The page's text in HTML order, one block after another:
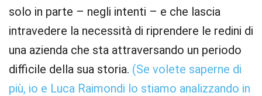
solo in parte – negli intenti – e che lascia
intravedere la necessità di riprendere le redini di
una azienda che sta attraversando un periodo
difficile della sua storia. (Se volete saperne di
più, io e Luca Raimondi lo stiamo analizzando in